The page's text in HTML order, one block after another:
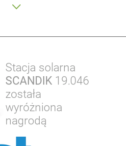
Stacja solarna
SCANDIK 19.046
została
wyróżniona
nagrodą